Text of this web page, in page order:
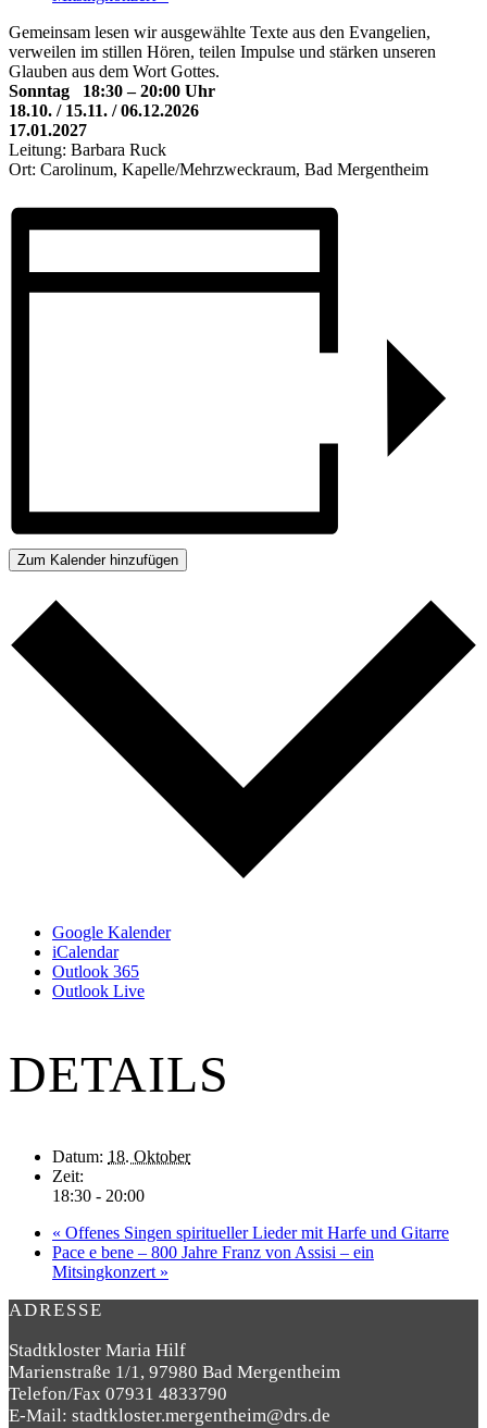
Gemeinsam lesen wir ausgewählte Texte aus den Evangelien,
verweilen im stillen Hören, teilen Impulse und stärken unseren
Glauben aus dem Wort Gottes.
Sonntag 18:30 – 20:00 Uhr
18.10. / 15.11. / 06.12.2026
17.01.2027
Leitung: Barbara Ruck
Ort: Carolinum, Kapelle/Mehrzweckraum, Bad Mergentheim
Zum Kalender hinzufügen
Google Kalender
iCalendar
Outlook 365
Outlook Live
DETAILS
Datum: 18. Oktober
Zeit:
18:30 - 20:00
« Offenes Singen spiritueller Lieder mit Harfe und Gitarre
Pace e bene – 800 Jahre Franz von Assisi – ein
Mitsingkonzert »
ADRESSE
Stadtkloster Maria Hilf
Marienstraße 1/1, 97980 Bad Mergentheim
Telefon/Fax 07931 4833790
E-Mail: stadtkloster.mergentheim@drs.de